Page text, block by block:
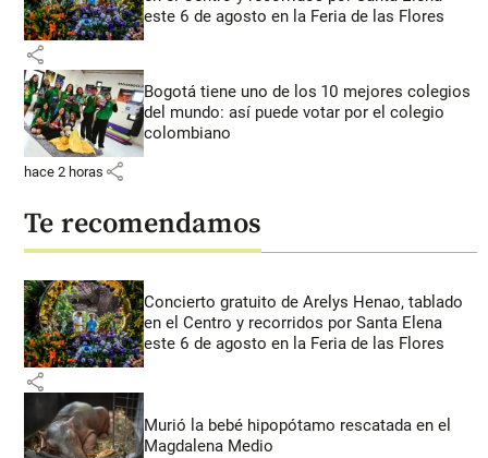
este 6 de agosto en la Feria de las Flores
share
Bogotá tiene uno de los 10 mejores colegios
del mundo: así puede votar por el colegio
colombiano
hace 2 horas share
Te recomendamos
Concierto gratuito de Arelys Henao, tablado
en el Centro y recorridos por Santa Elena
este 6 de agosto en la Feria de las Flores
share
Murió la bebé hipopótamo rescatada en el
Magdalena Medio